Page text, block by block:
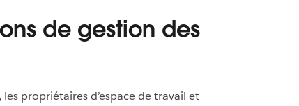
de gestion des
propriétaires d’espace de travail et